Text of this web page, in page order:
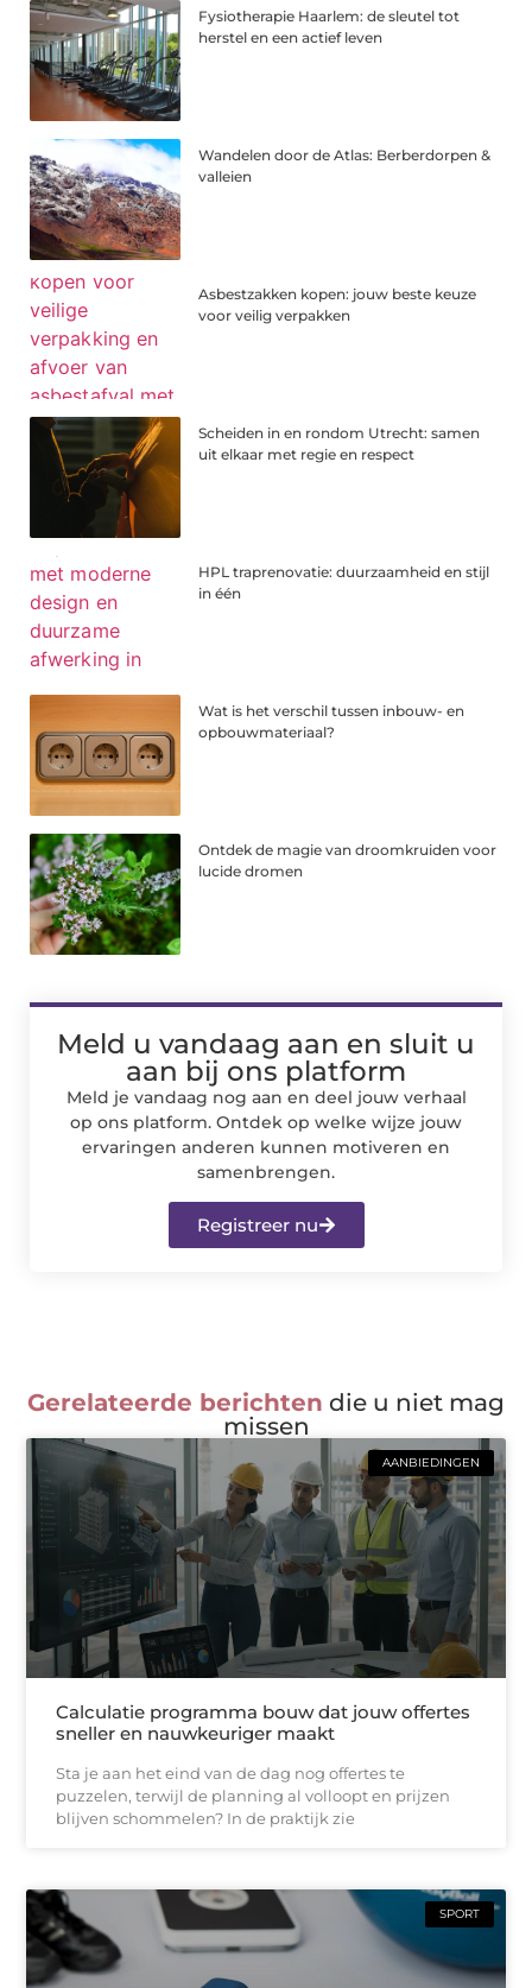
Fysiotherapie Haarlem: de sleutel tot
herstel en een actief leven
Wandelen door de Atlas: Berberdorpen &
valleien
Asbestzakken kopen: jouw beste keuze
voor veilig verpakken
Scheiden in en rondom Utrecht: samen
uit elkaar met regie en respect
HPL traprenovatie: duurzaamheid en stijl
in één
Wat is het verschil tussen inbouw- en
opbouwmateriaal?
Ontdek de magie van droomkruiden voor
lucide dromen
Meld u vandaag aan en sluit u
aan bij ons platform
Meld je vandaag nog aan en deel jouw verhaal
op ons platform. Ontdek op welke wijze jouw
ervaringen anderen kunnen motiveren en
samenbrengen.
Registreer nu
Gerelateerde berichten die u niet mag
missen
AANBIEDINGEN
Calculatie programma bouw dat jouw offertes
sneller en nauwkeuriger maakt
Sta je aan het eind van de dag nog offertes te
puzzelen, terwijl de planning al volloopt en prijzen
blijven schommelen? In de praktijk zie
SPORT